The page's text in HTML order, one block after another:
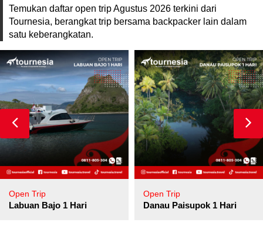
Temukan daftar open trip Agustus 2026 terkini dari
Tournesia, berangkat trip bersama backpacker lain dalam
satu keberangkatan.
Open Trip
Labuan Bajo 1 Hari
Open Trip
Danau Paisupok 1 Hari